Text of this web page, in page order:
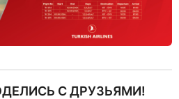
С ДРУЗЬЯМИ!